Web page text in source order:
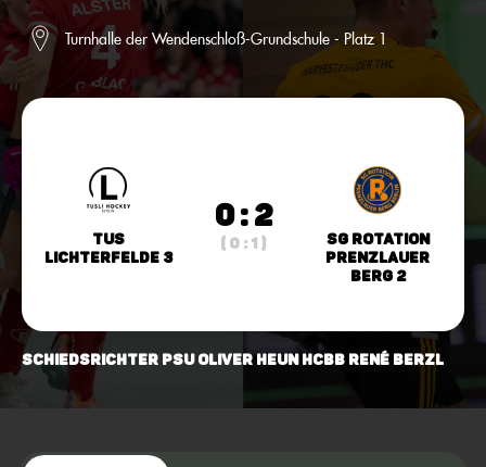
Turnhalle der Wendenschloß-Grundschule - Platz 1
TuS
Lichterfelde 3
0 : 2
( 0 : 1 )
SG Rotation
Prenzlauer
Berg 2
Schiedsrichter PSU Oliver Heun HCBB René Berzl